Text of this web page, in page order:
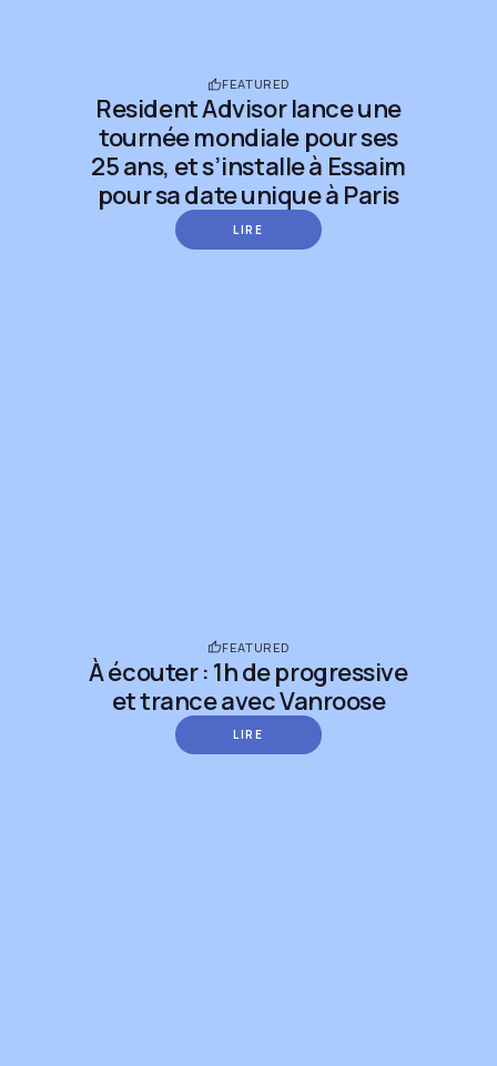
FEATURED
Resident Advisor lance une
tournée mondiale pour ses
25 ans, et s’installe à Essaim
pour sa date unique à Paris
LIRE
FEATURED
À écouter : 1h de progressive
et trance avec Vanroose
LIRE